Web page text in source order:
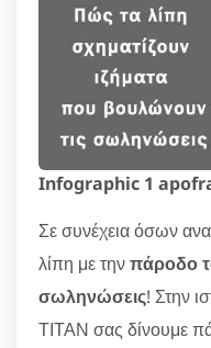
Infographic 1
Σε συνέχεια όσων
λίπη με τηνπάροδο
σωληνώσεις! Στην
ΤΙΤΑΝ σας δίνουμε